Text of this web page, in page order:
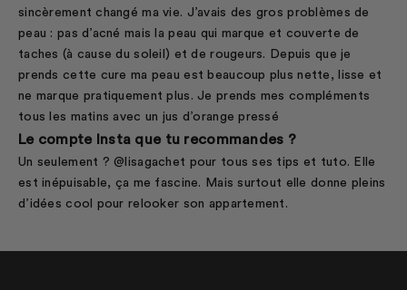
sincèrement changé ma vie. J’avais des gros problèmes de
peau : pas d’acné mais la peau qui marque et couverte de
taches (à cause du soleil) et de rougeurs. Depuis que je
prends cette cure ma peau est beaucoup plus nette, lisse et
ne marque pratiquement plus. Je prends mes compléments
tous les matins avec un jus d’orange pressé
Le compte Insta que tu recommandes ?
Un seulement ?@lisagachet pour tous ses tips et tuto. Elle
est inépuisable, ça me fascine. Mais surtout elle donne pleins
d’idées cool pour relooker son appartement.